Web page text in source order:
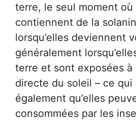
terre, le seul moment où
contiennent de la
lorsqu’elles deviennent
généralement
terre et sont exposées à
directe du soleil – ce qui
également qu’elles
consommées par les